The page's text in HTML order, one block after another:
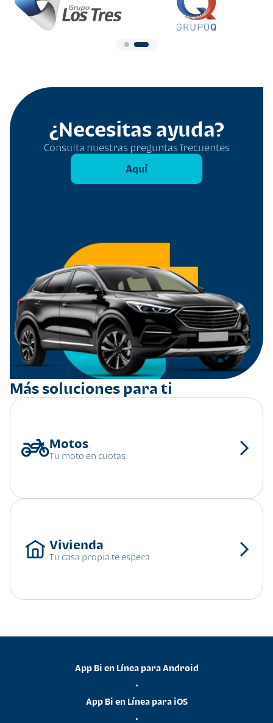
¿Necesitas ayuda?
Consulta nuestras preguntas frecuentes
Aquí
Más soluciones para ti
Tu moto en cuotas
Tu casa propia te espera
App Bi en Línea para Android
•
App Bi en Línea para iOS
•